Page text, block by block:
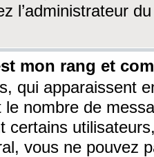
l’administrateur
mon rang et
qui apparaissent
le nombre de
certains
vous ne pouvez